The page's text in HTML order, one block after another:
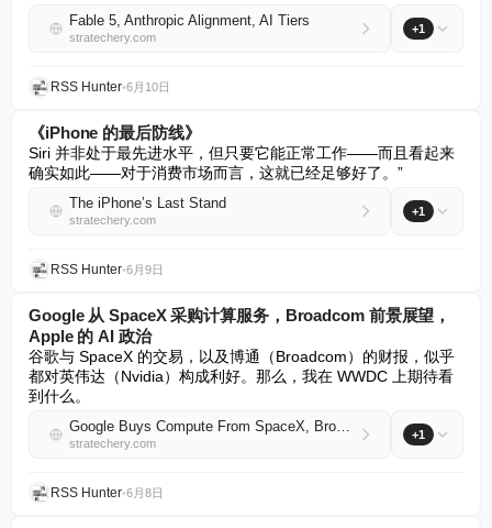
Fable 5, Anthropic Alignment, AI Tiers
stratechery.com
+1
RSS Hunter•6月10日
《iPhone 的最后防线》
Siri 并非处于最先进水平，但只要它能正常工作——而且看起来
确实如此——对于消费市场而言，这就已经足够好了。”
The iPhone’s Last Stand
stratechery.com
+1
RSS Hunter•6月9日
Google 从 SpaceX 采购计算服务，Broadcom 前景展望，
Apple 的 AI 政治
谷歌与 SpaceX 的交易，以及博通（Broadcom）的财报，似乎
都对英伟达（Nvidia）构成利好。那么，我在 WWDC 上期待看
到什么。
Google Buys Compute From SpaceX, Broadcom’s Outlook, Apple’s AI Politics
stratechery.com
+1
RSS Hunter•6月8日